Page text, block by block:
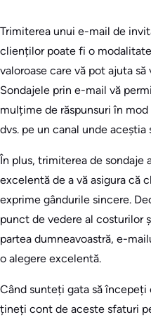
Trimiterea unui e-mail de
clienților poate fi o
valoroase care vă pot ajuta
Sondajele prin e-mail vă
mulțime de răspunsuri în
dvs. pe un canal unde
În plus, trimiterea de sondaje
excelentă de a vă asigura că
exprime gândurile sincere.
punct de vedere al costurilor
partea dumneavoastră, e-
o alegere excelentă.
Când sunteți gata să începeți
țineți cont de aceste sfaturi